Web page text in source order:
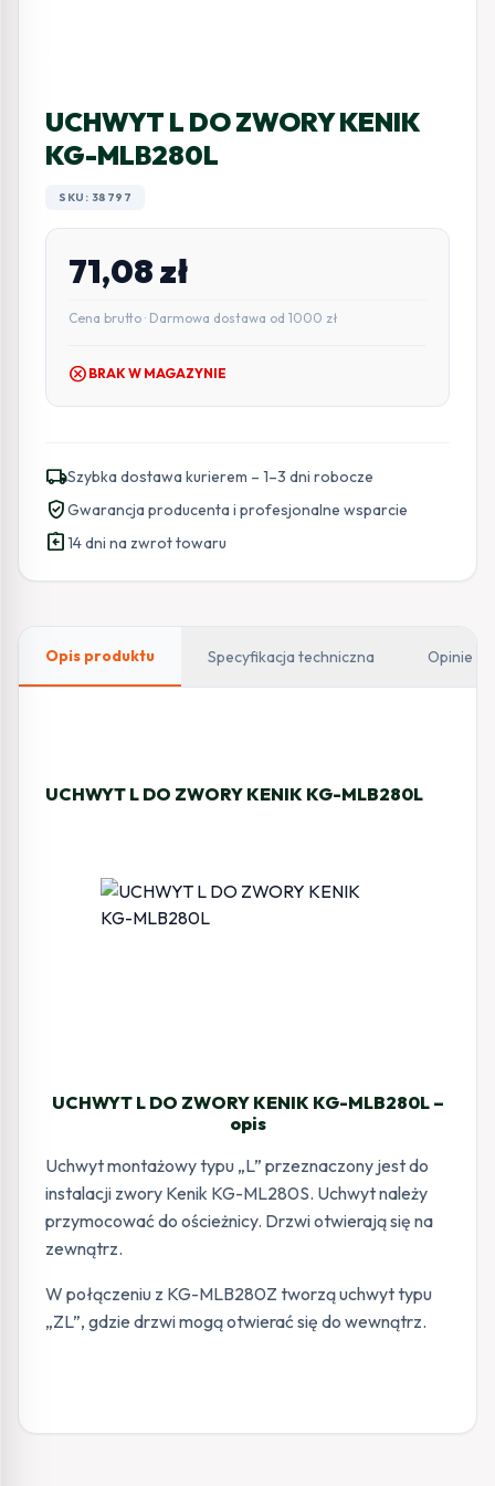
UCHWYT L DO ZWORY KENIK
KG-MLB280L
SKU: 38797
71,08zł
Cena brutto · Darmowa dostawa od 1000 zł
cancel BRAK W MAGAZYNIE
local_shippingSzybka dostawa kurierem – 1–3 dni robocze
verified_userGwarancja producenta i profesjonalne wsparcie
assignment_return14 dni na zwrot towaru
Opis produktu Specyfikacja techniczna Opinie
UCHWYT L DO ZWORY KENIK KG-MLB280L
UCHWYT L DO ZWORY KENIK KG-MLB280L –
opis
Uchwyt montażowy typu „L” przeznaczony jest do
instalacji zwory Kenik KG-ML280S. Uchwyt należy
przymocować do ościeżnicy. Drzwi otwierają się na
zewnątrz.
W połączeniu z KG-MLB280Z tworzą uchwyt typu
„ZL”, gdzie drzwi mogą otwierać się do wewnątrz.